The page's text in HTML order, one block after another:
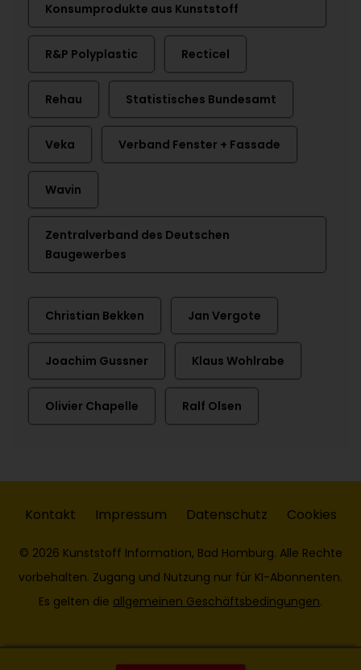
Konsumprodukte aus Kunststoff
R&P Polyplastic Recticel
Rehau Statistisches Bundesamt
Veka Verband Fenster + Fassade
Wavin
Zentralverband des Deutschen
Baugewerbes
Christian Bekken Jan Vergote
Joachim Gussner Klaus Wohlrabe
Olivier Chapelle Ralf Olsen
Kontakt Impressum Datenschutz Cookies
© 2026 Kunststoff Information, Bad Homburg. Alle Rechte
vorbehalten. Zugang und Nutzung nur für KI-Abonnenten.
Es gelten die allgemeinen Geschäftsbedingungen.